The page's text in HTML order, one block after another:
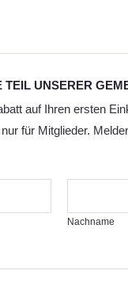
TEIL UNSERER
auf Ihren ersten
für Mitglieder.
Nachname